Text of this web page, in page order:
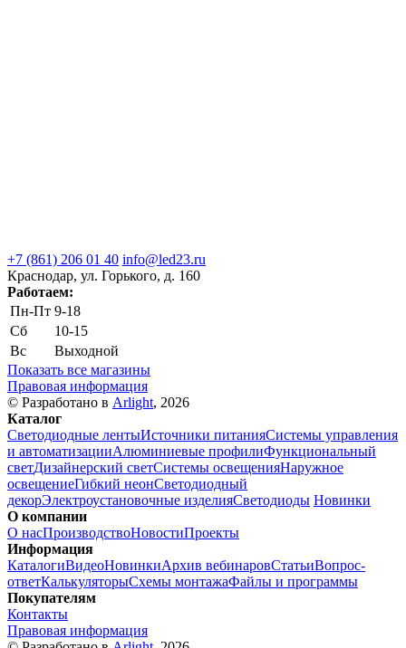
+7 (861) 206 01 40 info@led23.ru
Краснодар, ул. Горького, д. 160
Работаем:
Пн-Пт 9-18
Сб
10-15
Вс
Выходной
Показать все магазины
Правовая информация
© Разработано в Arlight, 2026
Каталог
Светодиодные лентыИсточники питанияСистемы управления
и автоматизацииАлюминиевые профилиФункциональный
светДизайнерский светСистемы освещенияНаружное
освещениеГибкий неонСветодиодный
декорЭлектроустановочные изделияСветодиоды Новинки
О компании
О насПроизводствоНовостиПроекты
Информация
КаталогиВидеоНовинкиАрхив вебинаровСтатьиВопрос-
ответКалькуляторыСхемы монтажаФайлы и программы
Покупателям
Контакты
Правовая информация